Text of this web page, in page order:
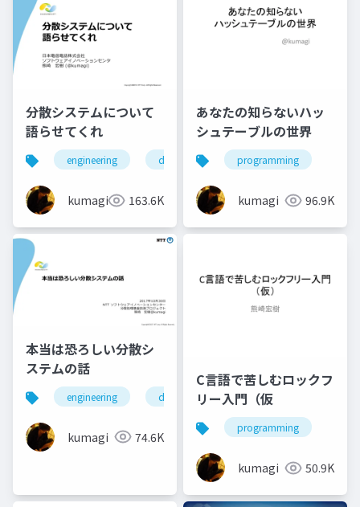
分散システムについて
語らせてくれ
engineering distributed system
kumagi 163.6K
あなたの知らないハッ
シュテーブルの世界
programming
kumagi 96.9K
本当は恐ろしい分散シ
ステムの話
engineering database big data
kumagi 74.6K
C言語で苦しむロックフ
リー入門（仮
programming
kumagi 50.9K